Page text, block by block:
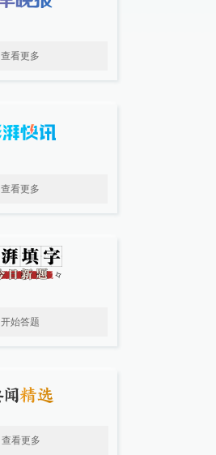
查看更多
查看更多
开始答题
查看更多